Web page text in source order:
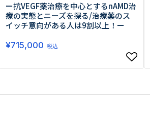
ー抗VEGF薬治療を中心とするnAMD治
療の実態とニーズを探る/治療薬のス
イッチ意向がある人は9割以上！ー
¥715,000 税込